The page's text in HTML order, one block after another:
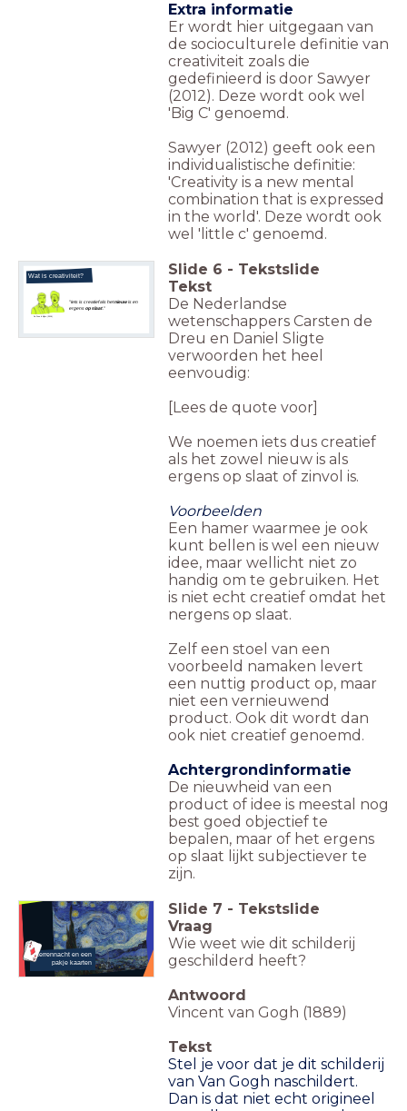
Extra informatie
Er wordt hier uitgegaan van
de socioculturele definitie van
creativiteit zoals die
gedefinieerd is door Sawyer
(2012). Deze wordt ook wel
'Big C' genoemd.
Sawyer (2012) geeft ook een
individualistische definitie:
'Creativity is a new mental
combination that is expressed
in the world'. Deze wordt ook
wel 'little c' genoemd.
Wat is creativiteit?
"Iets is creatief als hetnieuw is en
ergensop slaat ."
De Dreu & Sligte (2016)
Slide 6 - Tekstslide
Tekst
De Nederlandse
wetenschappers Carsten de
Dreu en Daniel Sligte
verwoorden het heel
eenvoudig:
[Lees de quote voor]
We noemen iets dus creatief
als het zowel nieuw is als
ergens op slaat of zinvol is.
Voorbeelden
Een hamer waarmee je ook
kunt bellen is wel een nieuw
idee, maar wellicht niet zo
handig om te gebruiken. Het
is niet echt creatief omdat het
nergens op slaat.
Zelf een stoel van een
voorbeeld namaken levert
een nuttig product op, maar
niet een vernieuwend
product. Ook dit wordt dan
ook niet creatief genoemd.
Achtergrondinformatie
De nieuwheid van een
product of idee is meestal nog
best goed objectief te
bepalen, maar of het ergens
op slaat lijkt subjectiever te
zijn.
Sterrennacht en een
pakje kaarten
Slide 7 - Tekstslide
Vraag
Wie weet wie dit schilderij
geschilderd heeft?
Antwoord
Vincent van Gogh (1889)
Tekst
Stel je voor dat je dit schilderij
van Van Gogh naschildert.
Dan is dat niet echt origineel